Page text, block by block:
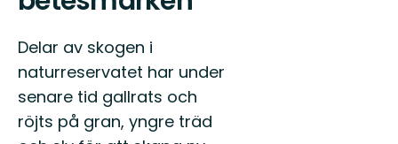
Delar av skogen i
naturreservatet har under
senare tid gallrats och
röjts på gran, yngre träd